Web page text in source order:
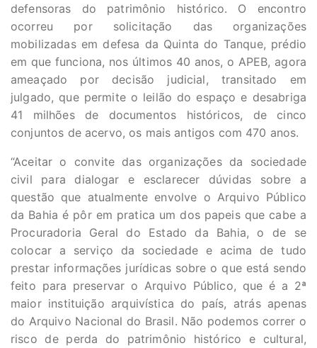
defensoras do patrimônio histórico. O encontro
ocorreu por solicitação das organizações
mobilizadas em defesa da Quinta do Tanque, prédio
em que funciona, nos últimos 40 anos, o APEB, agora
ameaçado por decisão judicial, transitado em
julgado, que permite o leilão do espaço e desabriga
41 milhões de documentos históricos, de cinco
conjuntos de acervo, os mais antigos com 470 anos.
“Aceitar o convite das organizações da sociedade
civil para dialogar e esclarecer dúvidas sobre a
questão que atualmente envolve o Arquivo Público
da Bahia é pôr em pratica um dos papeis que cabe a
Procuradoria Geral do Estado da Bahia, o de se
colocar a serviço da sociedade e acima de tudo
prestar informações jurídicas sobre o que está sendo
feito para preservar o Arquivo Público, que é a 2ª
maior instituição arquivística do país, atrás apenas
do Arquivo Nacional do Brasil. Não podemos correr o
risco de perda do patrimônio histórico e cultural,